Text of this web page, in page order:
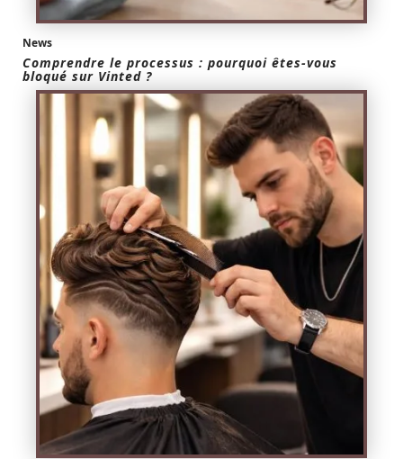
News
Comprendre le processus : pourquoi êtes-vous
bloqué sur Vinted ?